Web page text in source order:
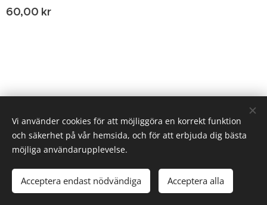
60,00 kr
Lägg i kundvagnen
© 2020 Birgitta Helm, Broestorp 1175, 289 93 Broby
Cookies
Vi använder cookies för att möjliggöra en korrekt funktion
och säkerhet på vår hemsida, och för att erbjuda dig bästa
möjliga användarupplevelse.
Acceptera endast nödvändiga Acceptera alla